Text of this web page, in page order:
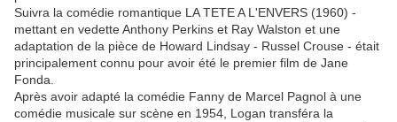
Suivra la comédie romantique LA TETE A L'ENVERS (1960) -
mettant en vedette Anthony Perkins et Ray Walston et une
adaptation de la pièce de Howard Lindsay - Russel Crouse - était
principalement connu pour avoir été le premier film de Jane
Fonda.
Après avoir adapté la comédie Fanny de Marcel Pagnol à une
comédie musicale sur scène en 1954, Logan transféra la